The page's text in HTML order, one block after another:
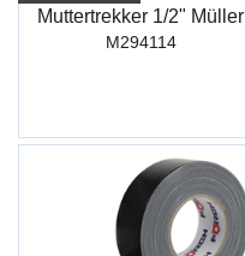
Muttertrekker 1/2" Müller
M294114